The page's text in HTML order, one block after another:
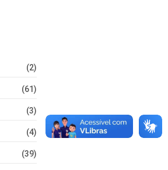
(2)
(61)
(3)
(4)
(39)